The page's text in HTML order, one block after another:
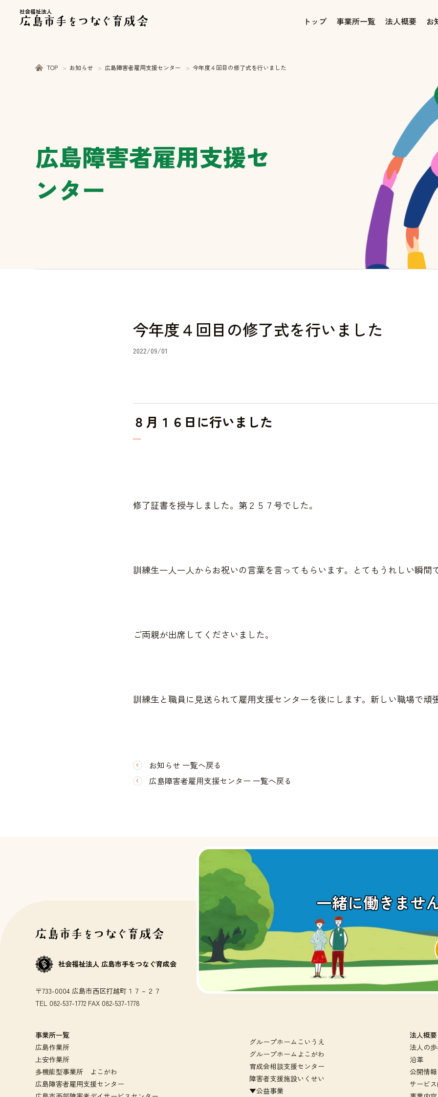
社会福祉法人
トップ 事業所一覧 法人概要 お
TOP お知らせ 広島障害者雇用支援センター 今年度４回目の修了式を行いました
広島障害者雇用支援セ
ンター
今年度４回目の修了式を行いました
2022/09/01
８月１６日に行いました
修了証書を授与しました。第２５７号でした。
訓練生一人一人からお祝いの言葉を言ってもらいます。とてもうれしい瞬間
ご両親が出席してくださいました。
訓練生と職員に見送られて雇用支援センターを後にします。新しい職場で頑
お知らせ 一覧へ戻る
広島障害者雇用支援センター 一覧へ戻る
一緒に働きませ
社会福祉法人 広島市手をつなぐ育成会
〒733-0004 広島市西区打越町１７－２７
TEL 082-537-1772 FAX 082-537-1778
事業所一覧
広島作業所
上安作業所
多機能型事業所 よこがわ
広島障害者雇用支援センター
グループホームこいうえ
グループホームよこがわ
育成会相談支援センター
障害者支援施設いくせい
▼公益事業
法人概要
法人の
沿革
公開情報
サービ